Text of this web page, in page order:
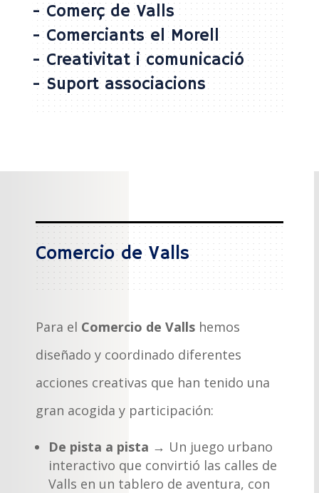
-Comerç de Valls
-Comerciants el Morell
-Creativitat i comunicació
- Suport associacions
Comercio de Valls
Para el Comercio de Valls hemos
diseñado y coordinado diferentes
acciones creativas que han tenido una
gran acogida y participación:
De pista a pista → Un juego urbano
interactivo que convirtió las calles de
Valls en un tablero de aventura, con